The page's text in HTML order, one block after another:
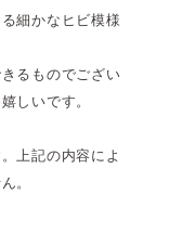
細かなヒビ模様
るものでござい
しいです。
上記の内容によ
。